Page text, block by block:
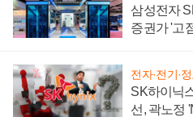
삼성전자
증권가 '고
전자·전기·
SK하이닉
선, 곽노정